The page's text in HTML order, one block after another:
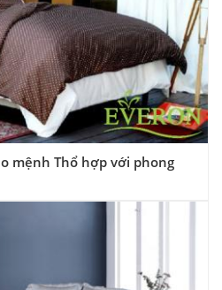
mệnh Thổ hợp với phong